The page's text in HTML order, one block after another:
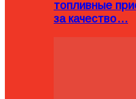
топливные
за качество…